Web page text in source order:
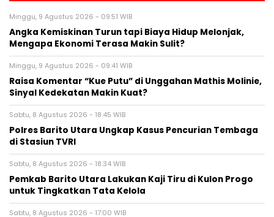
Minggu, 9 Agustus 2026 - 09:51 WIB
Angka Kemiskinan Turun tapi Biaya Hidup Melonjak,
Mengapa Ekonomi Terasa Makin Sulit?
Minggu, 9 Agustus 2026 - 09:41 WIB
Raisa Komentar “Kue Putu” di Unggahan Mathis Molinie,
Sinyal Kedekatan Makin Kuat?
Sabtu, 8 Agustus 2026 - 18:45 WIB
Polres Barito Utara Ungkap Kasus Pencurian Tembaga
di Stasiun TVRI
Sabtu, 8 Agustus 2026 - 18:34 WIB
Pemkab Barito Utara Lakukan Kaji Tiru di Kulon Progo
untuk Tingkatkan Tata Kelola
Sabtu, 8 Agustus 2026 - 17:00 WIB